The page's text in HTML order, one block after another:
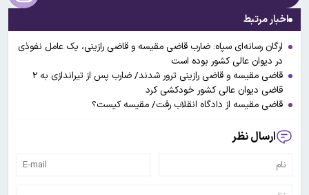
اخبار مرتبط
ارگان رسانه‌ای سپاه: ضارب قاضی مقیسه و قاضی رازینی، یک عامل نفوذی
در دیوان عالی کشور بوده است
قاضی مقیسه و قاضی رازینی ترور شدند/ ضارب پس از تیراندازی به ۲
قاضی دیوان عالی کشور خودکشی کرد
قاضی مقیسه از دادگاه انقلاب رفت/ مقیسه کیست؟
ارسال نظر